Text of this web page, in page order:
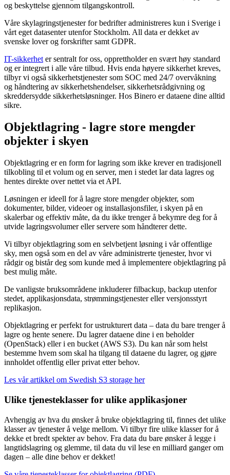
og beskyttelse gjennom tilgangskontroll.
Våre skylagringstjenester for bedrifter administreres kun i Sverige i
vårt eget datasenter utenfor Stockholm. All data er dekket av
svenske lover og forskrifter samt GDPR.
IT-sikkerhet er sentralt for oss, opprettholder en svært høy standard
og er integrert i alle våre tilbud. Hvis enda høyere sikkerhet kreves,
tilbyr vi også sikkerhetstjenester som SOC med 24/7 overvåkning
og håndtering av sikkerhetshendelser, sikkerhetsrådgivning og
skreddersydde sikkerhetsløsninger. Hos Binero er dataene dine alltid
sikre.
Objektlagring - lagre store mengder
objekter i skyen
Objektlagring er en form for lagring som ikke krever en tradisjonell
tilkobling til et volum og en server, men i stedet lar data lagres og
hentes direkte over nettet via et API.
Løsningen er ideell for å lagre store mengder objekter, som
dokumenter, bilder, videoer og installasjonsfiler, i skyen på en
skalerbar og effektiv måte, da du ikke trenger å bekymre deg for å
utvide lagringsvolumer eller servere som håndterer dette.
Vi tilbyr objektlagring som en selvbetjent løsning i vår offentlige
sky, men også som en del av våre administrerte tjenester, hvor vi
rådgir og bistår deg som kunde med å implementere objektlagring på
best mulig måte.
De vanligste bruksområdene inkluderer filbackup, backup utenfor
stedet, applikasjonsdata, strømmingstjenester eller versjonsstyrt
replikasjon.
Objektlagring er perfekt for ustrukturert data – data du bare trenger å
lagre og hente senere. Du lagrer dataene dine i en beholder
(OpenStack) eller i en bucket (AWS S3). Du kan når som helst
bestemme hvem som skal ha tilgang til dataene du lagrer, og gjøre
innholdet offentlig eller privat etter behov.
Les vår artikkel om Swedish S3 storage her
Ulike tjenesteklasser for ulike applikasjoner
Avhengig av hva du ønsker å bruke objektlagring til, finnes det ulike
klasser av tjenester å velge mellom. Vi tilbyr fire ulike klasser for å
dekke et bredt spekter av behov. Fra data du bare ønsker å legge i
langtidslagring og glemme, til data du vil lese en milliard ganger om
dagen – alle dine behov er dekket!